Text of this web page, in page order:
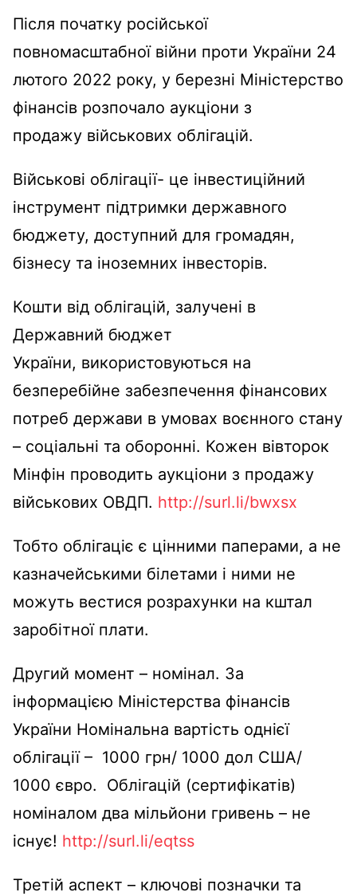
Після початку російської
повномасштабної війни проти України 24
лютого 2022 року, у березні Міністерство
фінансів розпочало аукціони з
продажу військових облігацій.
Військові облігації- це інвестиційний
інструмент підтримки державного
бюджету, доступний для громадян,
бізнесу та іноземних інвесторів.
Кошти від облігацій, залучені в
Державний бюджет
України, використовуються на
безперебійне забезпечення фінансових
потреб держави в умовах воєнного стану
– соціальні та оборонні. Кожен вівторок
Мінфін проводить аукціони з продажу
військових ОВДП. http://surl.li/bwxsx
Тобто облігаціє є цінними паперами, а не
казначейськими білетами і ними не
можуть вестися розрахунки на кштал
заробітної плати.
Другий момент – номінал. За
інформацією Міністерства фінансів
України Номінальна вартість однієї
облігації – 1000 грн/ 1000 дол США/
1000 євро. Облігацій (сертифікатів)
номіналом два мільйони гривень – не
існує! http://surl.li/eqtss
Третій аспект – ключові позначки та